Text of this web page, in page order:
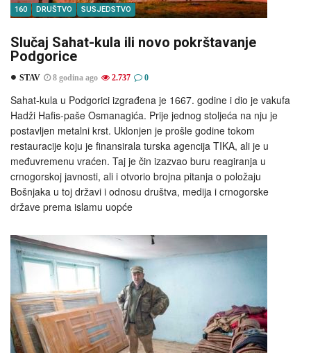
160 DRUŠTVO SUSJEDSTVO
Slučaj Sahat-kula ili novo pokrštavanje
Podgorice
STAV 8 godina ago 2.737 0
Sahat-kula u Podgorici izgrađena je 1667. godine i dio je vakufa
Hadži Hafis-paše Osmanagića. Prije jednog stoljeća na nju je
postavljen metalni krst. Uklonjen je prošle godine tokom
restauracije koju je finansirala turska agencija TIKA, ali je u
međuvremenu vraćen. Taj je čin izazvao buru reagiranja u
crnogorskoj javnosti, ali i otvorio brojna pitanja o položaju
Bošnjaka u toj državi i odnosu društva, medija i crnogorske
države prema islamu uopće